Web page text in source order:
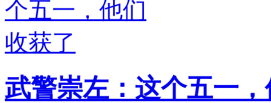
武警崇左：这个五一